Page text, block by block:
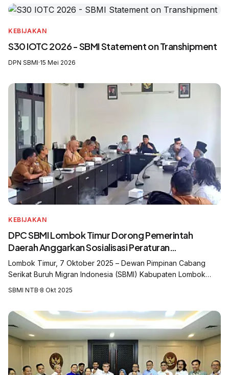
KEBIJAKAN
S30 IOTC 2026 - SBMI Statement on Transhipment
DPN SBMI·15 Mei 2026
KEBIJAKAN
DPC SBMI Lombok Timur Dorong Pemerintah
Daerah Anggarkan Sosialisasi Peraturan
Pelindungan Pekerja Migran Indonesia
Lombok Timur, 7 Oktober 2025 – Dewan Pimpinan Cabang
Serikat Buruh Migran Indonesia (SBMI) Kabupaten Lombok
Timur mendesak pemerintah daerah untuk segera
SBMI NTB·8 Okt 2025